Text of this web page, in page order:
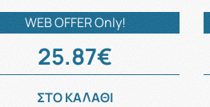
WEB OFFER Only!
25.87€
ΣΤΟ ΚΑΛΑΘΙ